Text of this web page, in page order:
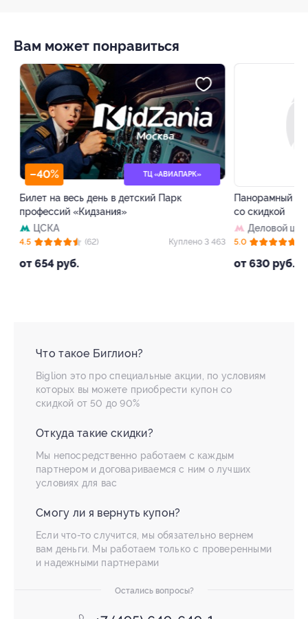
Вам может понравиться
–40% ТЦ «АВИАПАРК»
Билет на весь день в детский Парк
профессий «Кидзания»
ЦСКА
от 654 руб.
4.5 (62) Куплено 3 463
Панорамный
со скидкой
Деловой
от 630 руб.
5.0
Что такое Биглион?
Biglion это про специальные акции, по условиям
которых вы можете приобрести купон со
скидкой от 50 до 90%
Откуда такие скидки?
Мы непосредственно работаем с каждым
партнером и договариваемся с ним о лучших
условиях для вас
Смогу ли я вернуть купон?
Если что-то случится, мы обязательно вернем
вам деньги. Мы работаем только с проверенными
и надежными партнерами
Остались вопросы?